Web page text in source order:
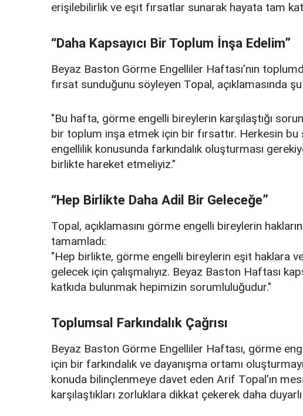
erişilebilirlik ve eşit fırsatlar sunarak hayata tam
“Daha Kapsayıcı Bir Toplum İnşa Edelim”
Beyaz Baston Görme Engelliler Haftası’nın
fırsat sunduğunu söyleyen Topal, açıklamasında
"Bu hafta, görme engelli bireylerin karşılaştığı
bir toplum inşa etmek için bir fırsattır. Herkesin
engellilik konusunda farkındalık oluşturması
birlikte hareket etmeliyiz."
“Hep Birlikte Daha Adil Bir Geleceğe”
Topal, açıklamasını görme engelli bireylerin
tamamladı:
"Hep birlikte, görme engelli bireylerin eşit haklara
gelecek için çalışmalıyız. Beyaz Baston Haftası
katkıda bulunmak hepimizin sorumluluğudur."
Toplumsal Farkındalık Çağrısı
Beyaz Baston Görme Engelliler Haftası, görme
için bir farkındalık ve dayanışma ortamı
konuda bilinçlenmeye davet eden Arif Topal’ın
karşılaştıkları zorluklara dikkat çekerek daha